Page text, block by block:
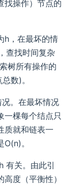
找操作）节点的
h，在最坏的情
查找时间复杂
树所有操作的
数)。
。在最坏情况
一棵每个结点只
质就和链表一
。
有关。由此引
度（平衡性）